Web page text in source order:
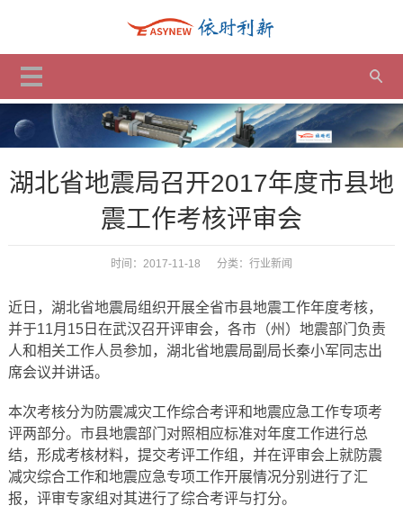
湖北省地震局召开2017年度市县地
震工作考核评审会
时间：2017-11-18 分类： 行业新闻
近日，湖北省地震局组织开展全省市县地震工作年度考核，
并于11月15日在武汉召开评审会，各市（州）地震部门负责
人和相关工作人员参加，湖北省地震局副局长秦小军同志出
席会议并讲话。
本次考核分为防震减灾工作综合考评和地震应急工作专项考
评两部分。市县地震部门对照相应标准对年度工作进行总
结，形成考核材料，提交考评工作组，并在评审会上就防震
减灾综合工作和地震应急专项工作开展情况分别进行了汇
报，评审专家组对其进行了综合考评与打分。